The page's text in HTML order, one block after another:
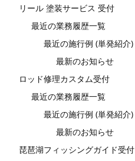
リール 塗装サービス 受付
最近の業務履歴一覧
最近の施行例 (単発紹介)
最新のお知らせ
ロッド修理カスタム受付
最近の業務履歴一覧
最近の施行例 (単発紹介)
最新のお知らせ
琵琶湖フィッシングガイド受付